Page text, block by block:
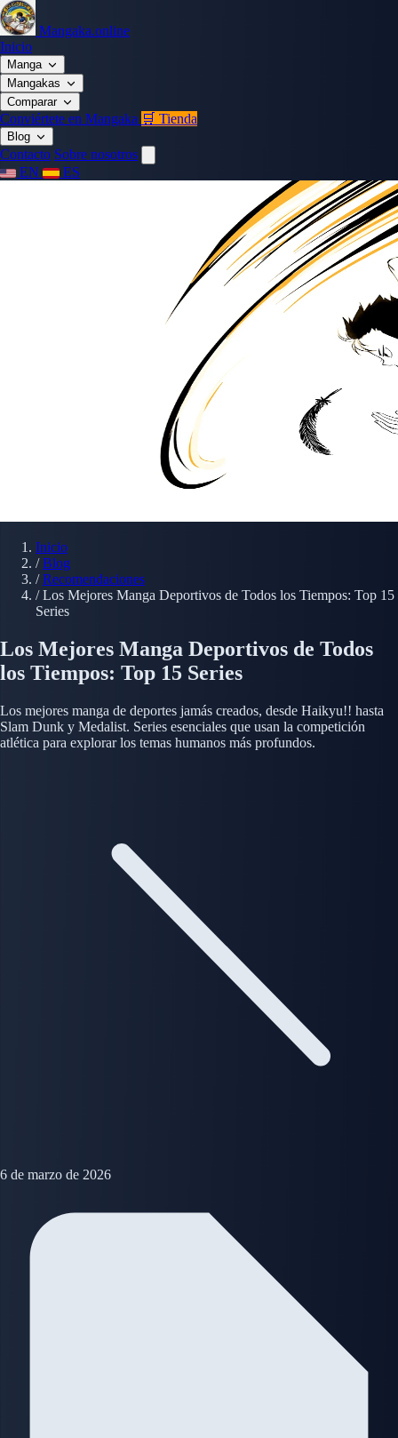
Mangaka.online
Inicio
Manga
Mangakas
Comparar
Conviértete en Mangaka 🛒 Tienda
Blog
Contacto Sobre nosotros
EN
ES
Inicio
/ Blog
/ Recomendaciones
/ Los Mejores Manga Deportivos de Todos los Tiempos: Top 15
Series
Los Mejores Manga Deportivos de Todos
los Tiempos: Top 15 Series
Los mejores manga de deportes jamás creados, desde Haikyu!! hasta
Slam Dunk y Medalist. Series esenciales que usan la competición
atlética para explorar los temas humanos más profundos.
6 de marzo de 2026